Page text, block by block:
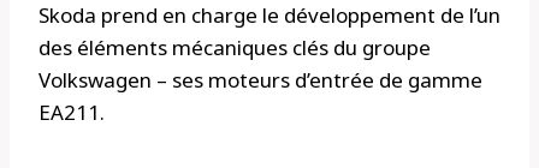
Skoda prend en charge le développement de l’un
des éléments mécaniques clés du groupe
Volkswagen – ses moteurs d’entrée de gamme
EA211.